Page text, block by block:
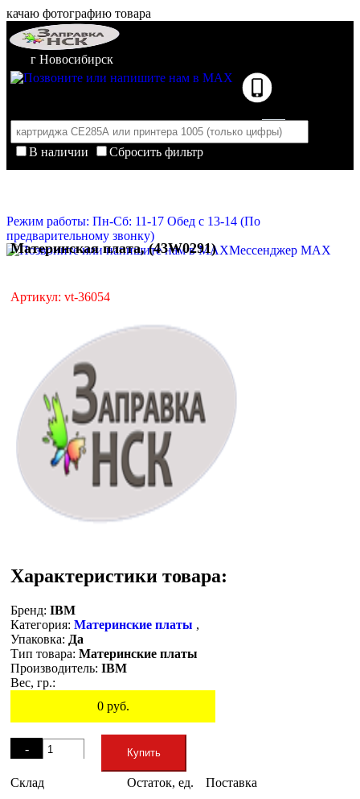
качаю фотографию товара
г Новосибирск
В наличии
Сбросить фильтр
Корзина пуста
Режим работы: Пн-Сб: 11-17 Обед с 13-14 (По
предварительному звонку)
Мессенджер MAX
Материнская плата, (43W0291)
Артикул: vt-36054
Характеристики товара:
Бренд: IBM
Категория: Материнские платы ,
Упаковка: Да
Тип товара: Материнские платы
Производитель: IBM
Вес, гр.:
0руб.
-
+
Купить
Склад Остаток, ед. Поставка